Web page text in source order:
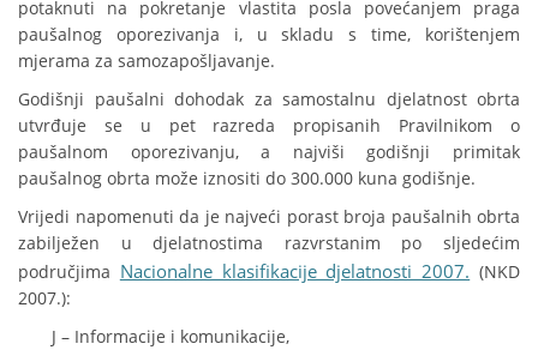
potaknuti na pokretanje vlastita posla povećanjem praga
paušalnog oporezivanja i, u skladu s time, korištenjem
mjerama za samozapošljavanje.
Godišnji paušalni dohodak za samostalnu djelatnost obrta
utvrđuje se u pet razreda propisanih Pravilnikom o
paušalnom oporezivanju, a najviši godišnji primitak
paušalnog obrta može iznositi do 300.000 kuna godišnje.
Vrijedi napomenuti da je najveći porast broja paušalnih obrta
zabilježen u djelatnostima razvrstanim po sljedećim
područjima Nacionalne klasifikacije djelatnosti 2007. (NKD
2007.):
J – Informacije i komunikacije,